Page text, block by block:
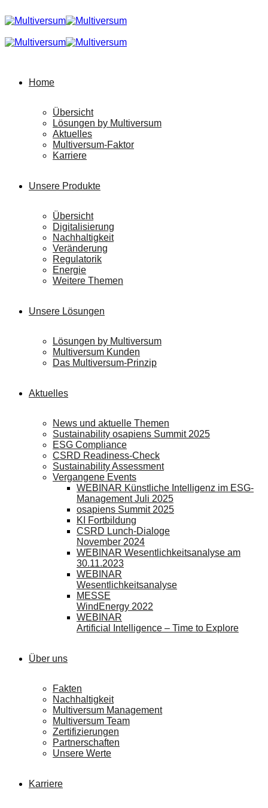
Home
Übersicht
Lösungen by Multiversum
Aktuelles
Multiversum-Faktor
Karriere
Unsere Produkte
Übersicht
Digitalisierung
Nachhaltigkeit
Veränderung
Regulatorik
Energie
Weitere Themen
Unsere Lösungen
Lösungen by Multiversum
Multiversum Kunden
Das Multiversum-Prinzip
Aktuelles
News und aktuelle Themen
Sustainability osapiens Summit 2025
ESG Compliance
CSRD Readiness-Check
Sustainability Assessment
Vergangene Events
WEBINAR Künstliche Intelligenz im ESG-
Management Juli 2025
osapiens Summit 2025
KI Fortbildung
CSRD Lunch-Dialoge
November 2024
WEBINAR Wesentlichkeitsanalyse am
30.11.2023
WEBINAR
Wesentlichkeitsanalyse
MESSE
WindEnergy 2022
WEBINAR
Artificial Intelligence – Time to Explore
Über uns
Fakten
Nachhaltigkeit
Multiversum Management
Multiversum Team
Zertifizierungen
Partnerschaften
Unsere Werte
Karriere